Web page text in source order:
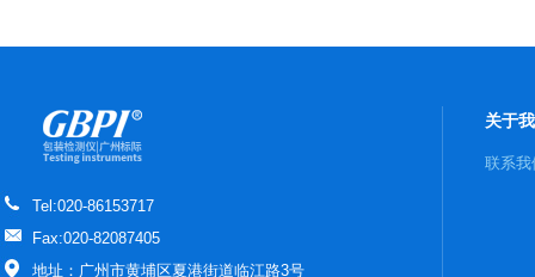
Tel:020-86153717
Fax:020-82087405
地址：广州市黄埔区夏港街道临江路3号
关于
联系我